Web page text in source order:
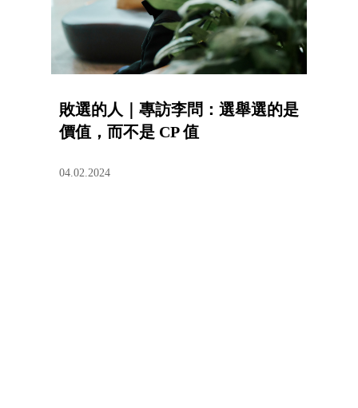
敗選的人｜專訪李問：選舉選的是
價值，而不是 CP 值
04.02.2024